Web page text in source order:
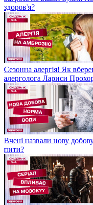
здоров'я?
Сезонна алергія! Як
алерголога Лариси
Вчені назвали нову
пити?